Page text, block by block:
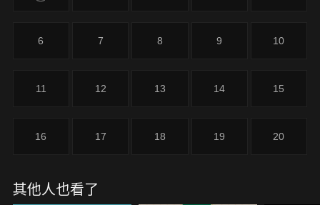
6 7 8 9 10
11 12 13 14 15
16 17 18 19 20
其他人也看了